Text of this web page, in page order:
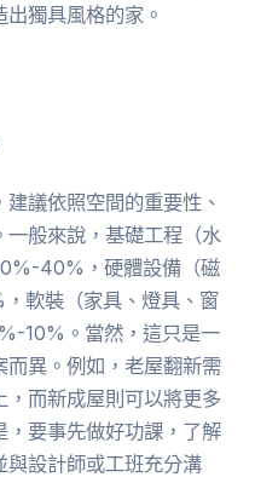
獨具風格的家。
議依照空間的重要性、
般來說，基礎工程（水
40%，硬體設備（磁
軟裝（家具、燈具、窗
10%。當然，這只是一
異。例如，老屋翻新需
，而新成屋則可以將更多
，要事先做好功課，了解
與設計師或工班充分溝